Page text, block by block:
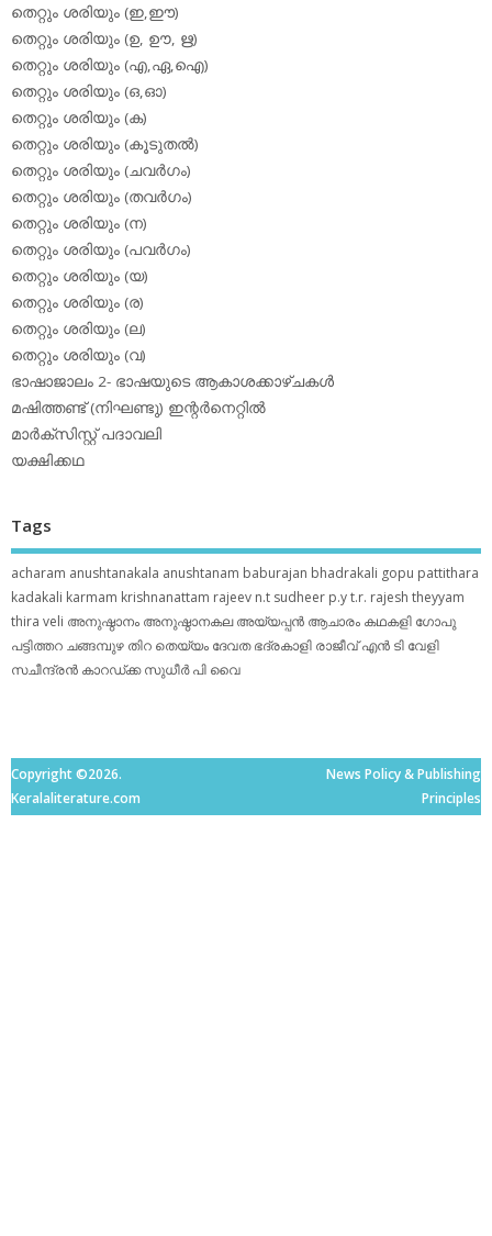
തെറ്റും ശരിയും (ഇ,ഈ)
തെറ്റും ശരിയും (ഉ, ഊ, ഋ)
തെറ്റും ശരിയും (എ,ഏ,ഐ)
തെറ്റും ശരിയും (ഒ,ഓ)
തെറ്റും ശരിയും (ക)
തെറ്റും ശരിയും (കൂടുതല്‍)
തെറ്റും ശരിയും (ചവര്‍ഗം)
തെറ്റും ശരിയും (തവര്‍ഗം)
തെറ്റും ശരിയും (ന)
തെറ്റും ശരിയും (പവര്‍ഗം)
തെറ്റും ശരിയും (യ)
തെറ്റും ശരിയും (ര)
തെറ്റും ശരിയും (ല)
തെറ്റും ശരിയും (വ)
ഭാഷാജാലം 2- ഭാഷയുടെ ആകാശക്കാഴ്ചകള്‍
മഷിത്തണ്ട് (നിഘണ്ടു) ഇന്റര്‍നെറ്റില്‍
മാര്‍ക്‌സിസ്റ്റ് പദാവലി
യക്ഷിക്കഥ
Tags
acharam anushtanakala anushtanam baburajan bhadrakali gopu pattithara
kadakali karmam krishnanattam rajeev n.t sudheer p.yt.r. rajesh theyyam
thira veli അനുഷ്ഠാനം അനുഷ്ഠാനകല അയ്യപ്പന്‍ ആചാരം കഥകളി ഗോപു
പട്ടിത്തറ ചങ്ങമ്പുഴ തിറ തെയ്യം ദേവത ഭദ്രകാളി രാജീവ് എൻ ടി വേളി
സചീന്ദ്രന്‍ കാറഡ്ക്ക സുധീര്‍ പി വൈ
Copyright ©2026.
Keralaliterature.com
News Policy & Publishing
Principles